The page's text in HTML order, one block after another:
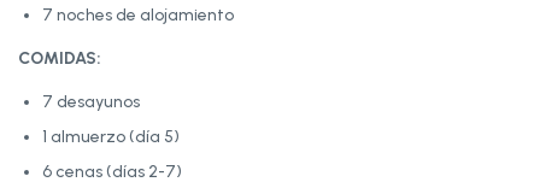
7 noches de alojamiento
COMIDAS:
7 desayunos
1 almuerzo (día 5)
6 cenas (días 2-7)